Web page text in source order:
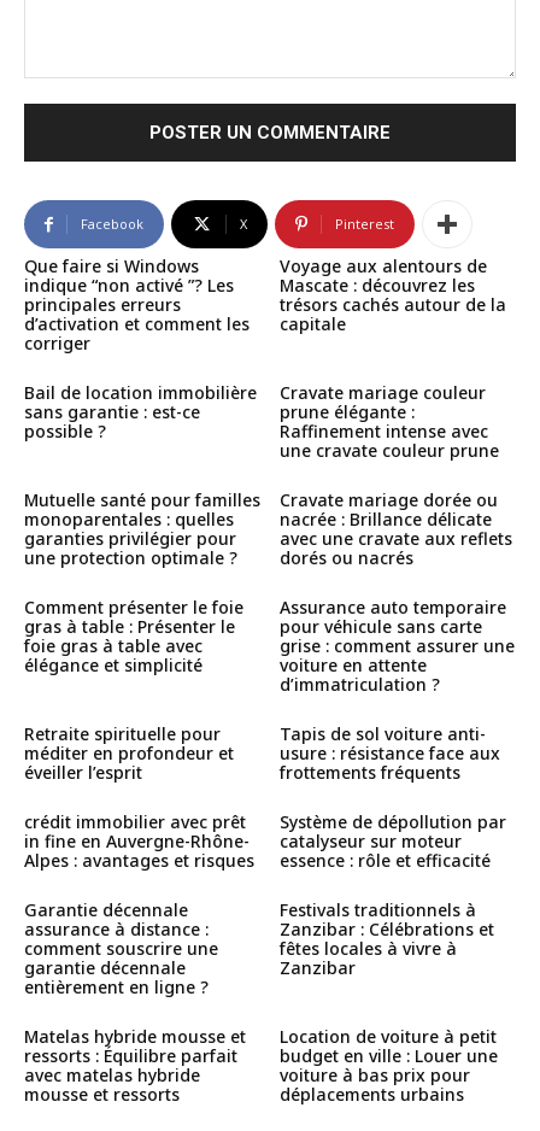
Facebook X Pinterest
Que faire si Windows
indique “non activé ”? Les
principales erreurs
d’activation et comment les
corriger
Voyage aux alentours de
Mascate : découvrez les
trésors cachés autour de la
capitale
Bail de location immobilière
sans garantie : est-ce
possible ?
Cravate mariage couleur
prune élégante :
Raffinement intense avec
une cravate couleur prune
Mutuelle santé pour familles
monoparentales : quelles
garanties privilégier pour
une protection optimale ?
Cravate mariage dorée ou
nacrée : Brillance délicate
avec une cravate aux reflets
dorés ou nacrés
Comment présenter le foie
gras à table : Présenter le
foie gras à table avec
élégance et simplicité
Assurance auto temporaire
pour véhicule sans carte
grise : comment assurer une
voiture en attente
d’immatriculation ?
Retraite spirituelle pour
méditer en profondeur et
éveiller l’esprit
Tapis de sol voiture anti-
usure : résistance face aux
frottements fréquents
crédit immobilier avec prêt
in fine en Auvergne-Rhône-
Alpes : avantages et risques
Système de dépollution par
catalyseur sur moteur
essence : rôle et efficacité
Garantie décennale
assurance à distance :
comment souscrire une
garantie décennale
entièrement en ligne ?
Festivals traditionnels à
Zanzibar : Célébrations et
fêtes locales à vivre à
Zanzibar
Matelas hybride mousse et
ressorts : Équilibre parfait
avec matelas hybride
mousse et ressorts
Location de voiture à petit
budget en ville : Louer une
voiture à bas prix pour
déplacements urbains